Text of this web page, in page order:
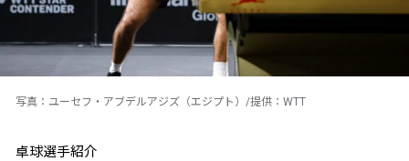
写真：ユーセフ・アブデルアジズ（エジプト）/提供：WTT
卓球選手紹介